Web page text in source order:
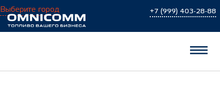
Выберите город +7 (999) 403-28-88